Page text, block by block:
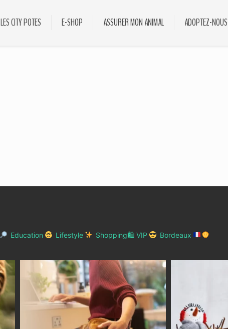
LES CITY POTES E-SHOP ASSURER MON ANIMAL ADOPTEZ-NOUS
Education Lifestyle Shopping🛍 VIP Bordeaux